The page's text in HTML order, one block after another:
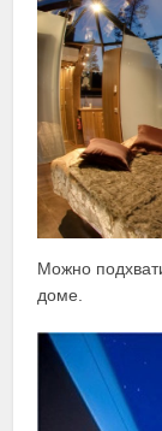
Можно
доме.